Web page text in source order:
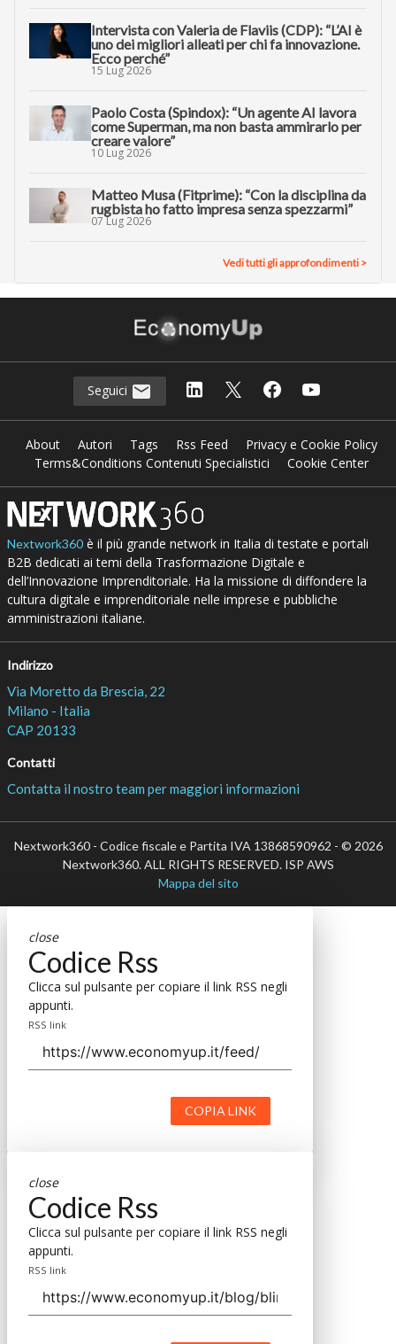
Intervista con Valeria de Flaviis (CDP): “L’AI è
uno dei migliori alleati per chi fa innovazione.
Ecco perché”
15 Lug 2026
Paolo Costa (Spindox): “Un agente AI lavora
come Superman, ma non basta ammirarlo per
creare valore”
10 Lug 2026
Matteo Musa (Fitprime): “Con la disciplina da
rugbista ho fatto impresa senza spezzarmi”
07 Lug 2026
Vedi tutti gli approfondimenti >
Seguici
About Autori Tags Rss Feed
Privacy e Cookie Policy
Terms&Conditions Contenuti Specialistici
Cookie Center
Nextwork360è il più grande network in Italia di testate e portali
B2B dedicati ai temi della Trasformazione Digitale e
dell’Innovazione Imprenditoriale. Ha la missione di diffondere la
cultura digitale e imprenditoriale nelle imprese e pubbliche
amministrazioni italiane.
Indirizzo
Via Moretto da Brescia, 22
Milano - Italia
CAP 20133
Contatti
Contatta il nostro team per maggiori informazioni
Nextwork360 - Codice fiscale e Partita IVA 13868590962 - © 2026
Nextwork360. ALL RIGHTS RESERVED. ISP AWS
Mappa del sito
close
Codice Rss
Clicca sul pulsante per copiare il link RSS negli
appunti.
RSS link
COPIA LINK
close
Codice Rss
Clicca sul pulsante per copiare il link RSS negli
appunti.
RSS link